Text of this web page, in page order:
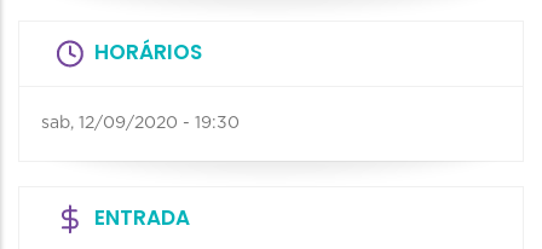
HORÁRIOS
sab, 12/09/2020 - 19:30
ENTRADA